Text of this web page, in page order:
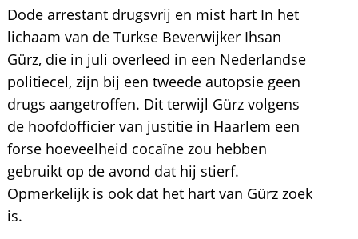
Dode arrestant drugsvrij en mist hart In het
lichaam van de Turkse Beverwijker Ihsan
Gürz, die in juli overleed in een Nederlandse
politiecel, zijn bij een tweede autopsie geen
drugs aangetroffen. Dit terwijl Gürz volgens
de hoofdofficier van justitie in Haarlem een
forse hoeveelheid cocaïne zou hebben
gebruikt op de avond dat hij stierf.
Opmerkelijk is ook dat het hart van Gürz zoek
is.